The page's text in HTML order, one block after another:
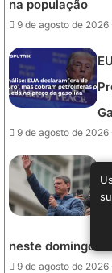
na população
9 de agosto de 2026
9 de agosto de 2026
neste domingo às
9 de agosto de 2026